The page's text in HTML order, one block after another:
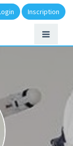
Inscription